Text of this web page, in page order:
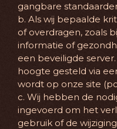
gangbare
b. Als wij bepaalde
of overdragen, zoals
informatie of
een beveiligde
hoogte gesteld via
wordt op onze site
c. Wij hebben de
ingevoerd om het
gebruik of de